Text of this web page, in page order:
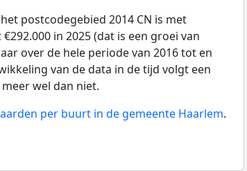
postcodegebied 2014 CN is met
in 2025 (dat is een groei van
over de hele periode van 2016 tot en
van de data in de tijd volgt een
wel dan niet.
per buurt in de gemeente Haarlem.